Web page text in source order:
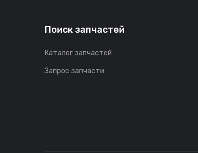
Поиск запчастей
Каталог запчастей
Запрос запчасти